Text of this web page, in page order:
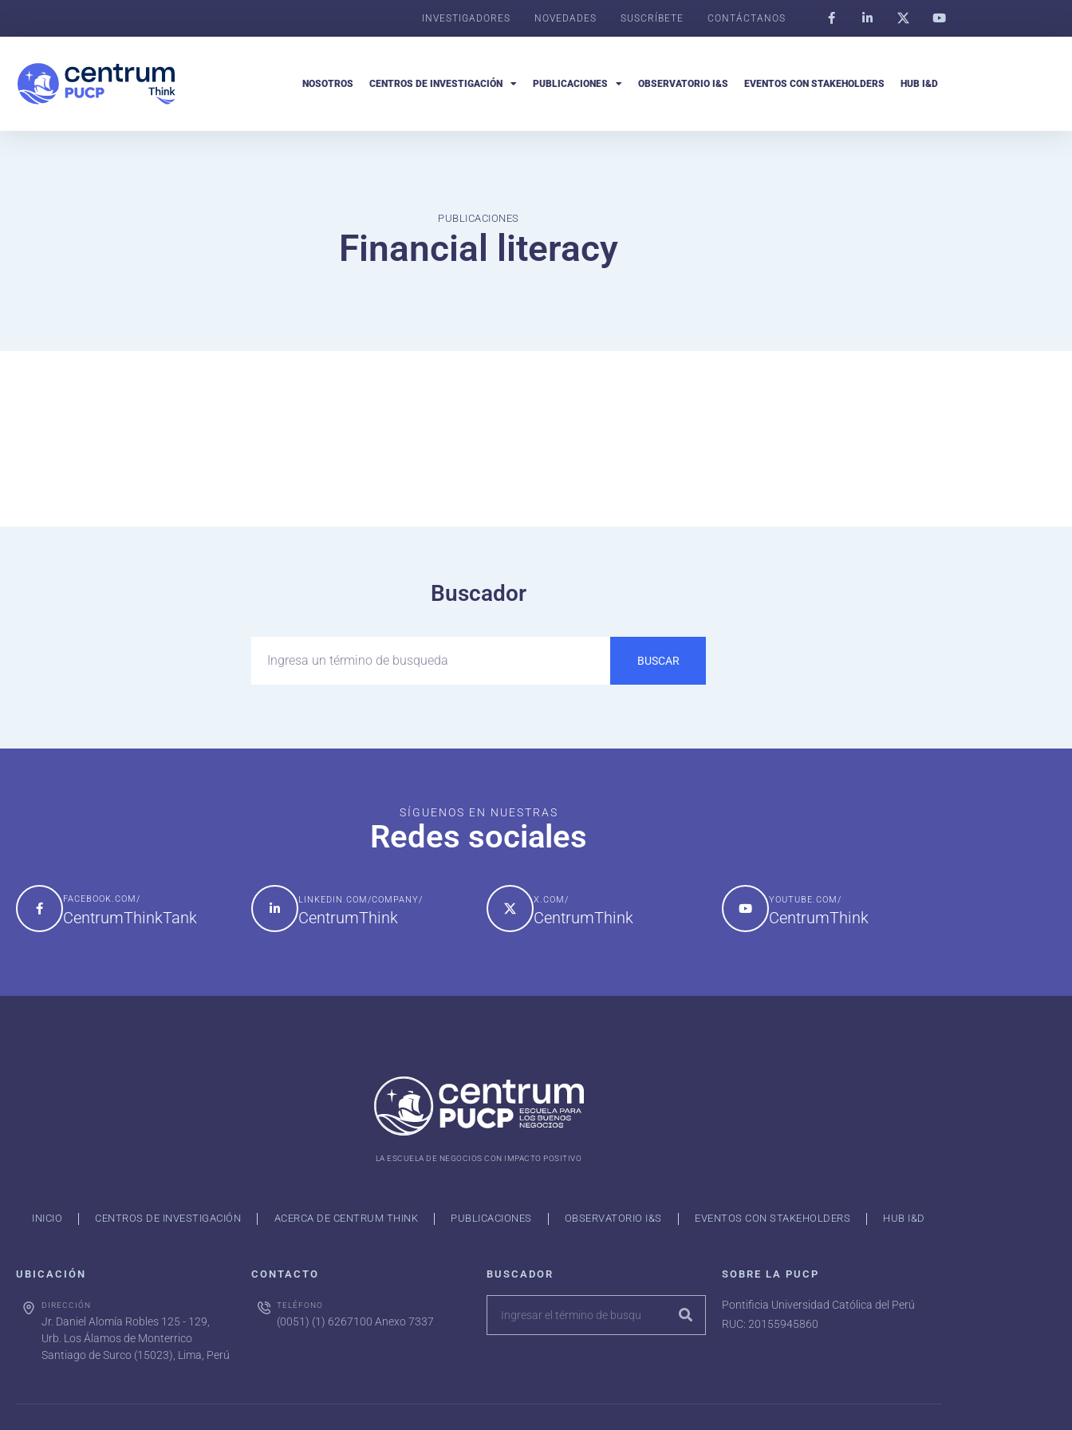
INVESTIGADORES NOVEDADES SUSCRÍBETE CONTÁCTANOS
NOSOTROS CENTROS DE INVESTIGACIÓN PUBLICACIONES OBSERVATORIO I&S EVENTOS CON STAKEHOLDERS HUB I&D
PUBLICACIONES
Financial literacy
Buscador
BUSCAR
SÍGUENOS EN NUESTRAS
Redes sociales
FACEBOOK.COM/
CentrumThinkTank
LINKEDIN.COM/COMPANY/
CentrumThink
X.COM/
CentrumThink
YOUTUBE.COM/
CentrumThink
LA ESCUELA DE NEGOCIOS CON IMPACTO POSITIVO
INICIO CENTROS DE INVESTIGACIÓN ACERCA DE CENTRUM THINK PUBLICACIONES OBSERVATORIO I&S EVENTOS CON STAKEHOLDERS HUB I&D
UBICACIÓN
DIRECCIÓN
Jr. Daniel Alomía Robles 125 - 129,
Urb. Los Álamos de Monterrico
Santiago de Surco (15023), Lima, Perú
CONTACTO
TELÉFONO
(0051) (1) 6267100 Anexo 7337
BUSCADOR SOBRE LA PUCP
Pontificia Universidad Católica del Perú
RUC: 20155945860